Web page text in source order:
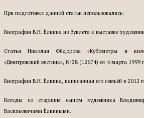
При подготовке данной статьи использовались:
Биография В.Н. Ёлкина из буклета к выставке
Статья Николая Фёдорова «Кубометры и
«Дмитровский вестник», №28 (12674) от 4 марта 1999
Биография В.Н. Ёлкина, написанная его семьёй в 2012
Беседы со старшим сыном художника
Васильевичами Ёлкиными.